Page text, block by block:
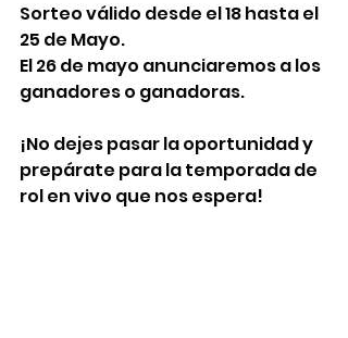
Sorteo válido desde el 18 hasta el
25 de Mayo.
El 26 de mayo anunciaremos a los
ganadores o ganadoras.
¡No dejes pasar la oportunidad y
prepárate para la temporada de
rol en vivo que nos espera!